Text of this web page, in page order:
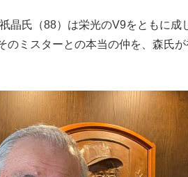
表・森保一監督...
氏（88）は栄光のV9をともに成
ミスターとの本当の仲を、森氏